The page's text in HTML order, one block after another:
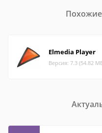
Elmedia Player
Версия: 7.3 (54.82